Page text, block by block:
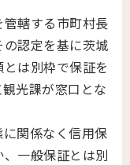
轄する市町村長
認定を基に茨城
は別枠で保証を
光課が窓口とな
関係なく信用保
一般保証とは別